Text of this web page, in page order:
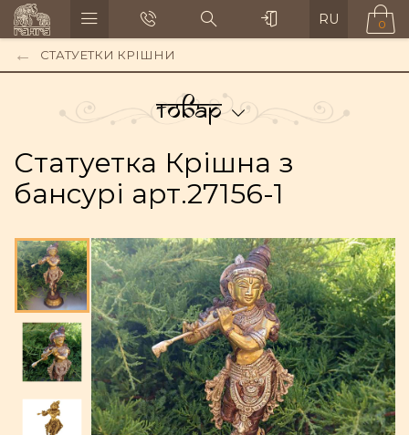
RU 0
СТАТУЕТКИ КРІШНИ
Товар
Статуетка Крішна з
бансурі арт.27156-1